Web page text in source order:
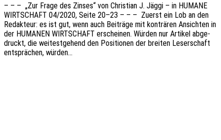
– – – „Zur Frage des Zinses“ von Chris­ti­an J. Jäggi – in HUMANE
WIRTSCHAFT 04/2020, Seite 20–23 – – – Zuerst ein Lob an den
Redak­teur: es ist gut, wenn auch Beiträ­ge mit konträ­ren Ansich­ten in
der HUMANEN WIRTSCHAFT erschei­nen. Würden nur Arti­kel abge­
druckt, die weitest­ge­hend den Posi­tio­nen der brei­ten Leser­schaft
entsprä­chen, würden…